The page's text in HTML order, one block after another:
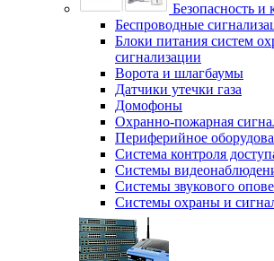
Безопасность и
Беспроводные
Блоки питания систем
сигнализации
Ворота и шлагбаумы
Датчики утечки газа
Домофоны
Охранно-пожарная
Периферийное
Система контроля
Системы
Системы звукового
Системы охраны и